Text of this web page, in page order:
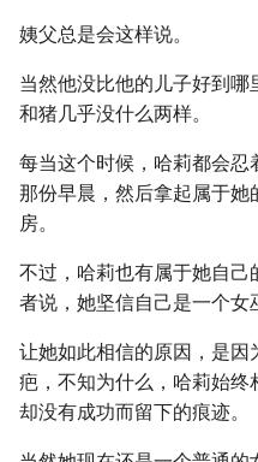
姨父总是会这样说。
当然他没比他的儿子好到
和猪几乎没什么两样。
每当这个时候，哈莉都会
那份早晨，然后拿起属于
房。
不过，哈莉也有属于她自
者说，她坚信自己是一个女
让她如此相信的原因，是
疤，不知为什么，哈莉始
却没有成功而留下的痕迹。